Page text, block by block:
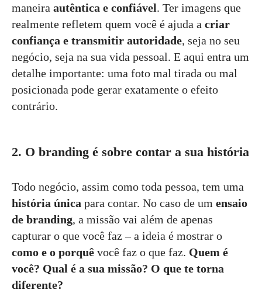
maneira autêntica e confiável. Ter imagens que
realmente refletem quem você é ajuda a criar
confiança e transmitir autoridade, seja no seu
negócio, seja na sua vida pessoal. E aqui entra um
detalhe importante: uma foto mal tirada ou mal
posicionada pode gerar exatamente o efeito
contrário.
2. O branding é sobre contar a sua história
Todo negócio, assim como toda pessoa, tem uma
história única para contar. No caso de um ensaio
de branding, a missão vai além de apenas
capturar o que você faz – a ideia é mostrar o
como e o porquê você faz o que faz. Quem é
você? Qual é a sua missão? O que te torna
diferente?